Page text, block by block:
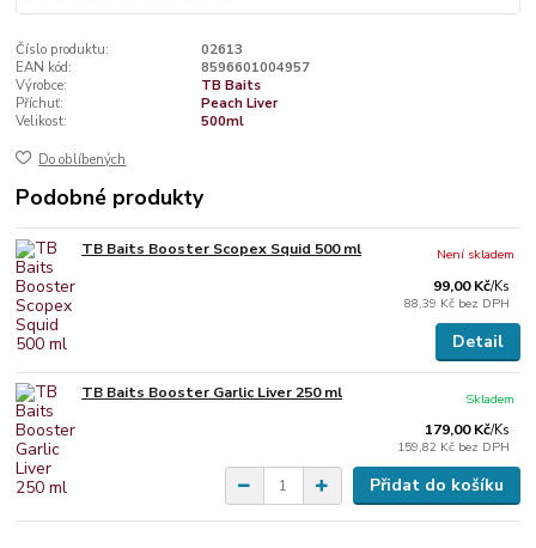
Číslo produktu:
02613
EAN kód:
8596601004957
Výrobce:
TB Baits
Příchuť:
Peach Liver
Velikost:
500ml
Do oblíbených
Podobné produkty
TB Baits Booster Scopex Squid 500 ml
99,00 Kč/Ks
88,39 Kč bez DPH
Není skladem
Detail
TB Baits Booster Garlic Liver 250 ml
179,00 Kč/Ks
159,82 Kč bez DPH
Skladem
Přidat do košíku